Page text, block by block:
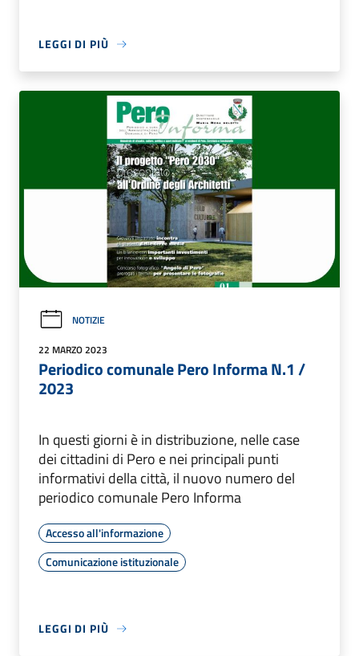
LEGGI DI PIÙ
NOTIZIE
22 MARZO 2023
Periodico comunale Pero Informa N.1 /
2023
In questi giorni è in distribuzione, nelle case
dei cittadini di Pero e nei principali punti
informativi della città, il nuovo numero del
periodico comunale Pero Informa
Accesso all'informazione
Comunicazione istituzionale
LEGGI DI PIÙ